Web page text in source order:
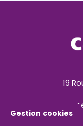
19
Gestion cookies